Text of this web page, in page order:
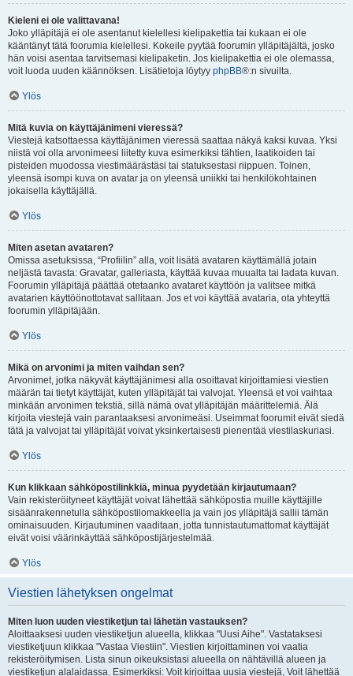
Kieleni ei ole valittavana!
Joko ylläpitäjä ei ole asentanut kielellesi kielipakettia tai kukaan ei ole
kääntänyt tätä foorumia kielellesi. Kokeile pyytää foorumin ylläpitäjältä, josko
hän voisi asentaa tarvitsemasi kielipaketin. Jos kielipakettia ei ole olemassa,
voit luoda uuden käännöksen. Lisätietoja löytyy phpBB®:n sivuilta.
Ylös
Mitä kuvia on käyttäjänimeni vieressä?
Viestejä katsottaessa käyttäjänimen vieressä saattaa näkyä kaksi kuvaa. Yksi
niistä voi olla arvonimeesi liitetty kuva esimerkiksi tähtien, laatikoiden tai
pisteiden muodossa viestimäärästäsi tai statuksestasi riippuen. Toinen,
yleensä isompi kuva on avatar ja on yleensä uniikki tai henkilökohtainen
jokaisella käyttäjällä.
Ylös
Miten asetan avataren?
Omissa asetuksissa, “Profiilin” alla, voit lisätä avataren käyttämällä jotain
neljästä tavasta: Gravatar, galleriasta, käyttää kuvaa muualta tai ladata kuvan.
Foorumin ylläpitäjä päättää otetaanko avataret käyttöön ja valitsee mitkä
avatarien käyttöönottotavat sallitaan. Jos et voi käyttää avataria, ota yhteyttä
foorumin ylläpitäjään.
Ylös
Mikä on arvonimi ja miten vaihdan sen?
Arvonimet, jotka näkyvät käyttäjänimesi alla osoittavat kirjoittamiesi viestien
määrän tai tietyt käyttäjät, kuten ylläpitäjät tai valvojat. Yleensä et voi vaihtaa
minkään arvonimen tekstiä, sillä nämä ovat ylläpitäjän määrittelemiä. Älä
kirjoita viestejä vain parantaaksesi arvonimeäsi. Useimmat foorumit eivät siedä
tätä ja valvojat tai ylläpitäjät voivat yksinkertaisesti pienentää viestilaskuriasi.
Ylös
Kun klikkaan sähköpostilinkkiä, minua pyydetään kirjautumaan?
Vain rekisteröityneet käyttäjät voivat lähettää sähköpostia muille käyttäjille
sisäänrakennetulla sähköpostilomakkeella ja vain jos ylläpitäjä sallii tämän
ominaisuuden. Kirjautuminen vaaditaan, jotta tunnistautumattomat käyttäjät
eivät voisi väärinkäyttää sähköpostijärjestelmää.
Ylös
Viestien lähetyksen ongelmat
Miten luon uuden viestiketjun tai lähetän vastauksen?
Aloittaaksesi uuden viestiketjun alueella, klikkaa "Uusi Aihe". Vastataksesi
viestiketjuun klikkaa "Vastaa Viestiin". Viestien kirjoittaminen voi vaatia
rekisteröitymisen. Lista sinun oikeuksistasi alueella on nähtävillä alueen ja
viestiketjun alalaidassa. Esimerkiksi: Voit kirjoittaa uusia viestejä, Voit lähettää